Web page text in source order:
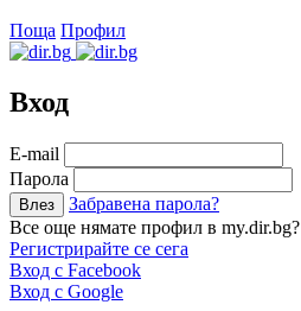
Поща Профил
Вход
Е-mail
Парола
Забравена парола?
Все още нямате профил в my.dir.bg?
Регистрирайте се сега
Вход с Facebook
Вход с Google